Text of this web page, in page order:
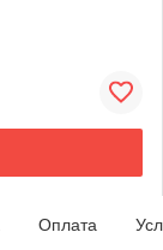
Оплата